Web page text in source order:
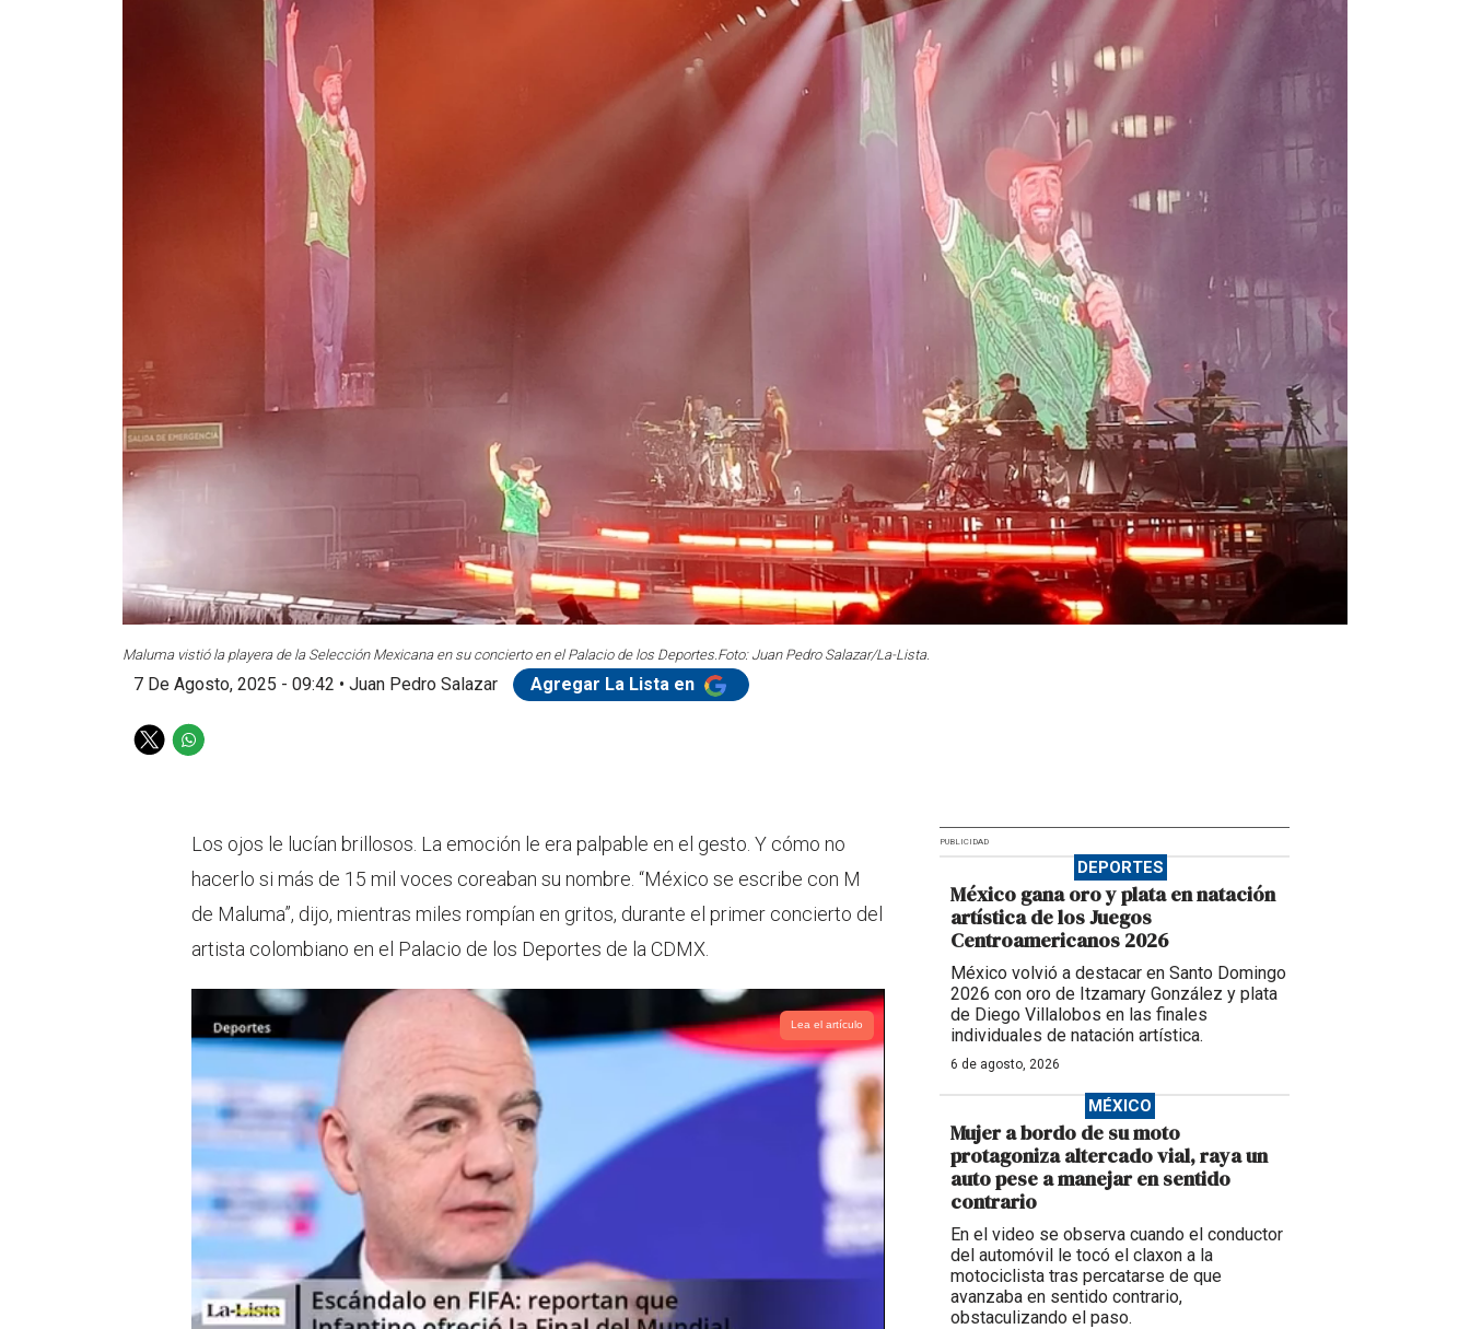
Maluma vistió la playera de la Selección Mexicana en su concierto en el Palacio de los Deportes. Foto: Juan Pedro Salazar/La-Lista.
7 De Agosto, 2025 - 09:42 • Juan Pedro Salazar Agregar La Lista en
T
W
s
p
p
Los ojos le lucían brillosos. La emoción le era palpable en el gesto. Y cómo no
hacerlo si más de 15 mil voces coreaban su nombre. “México se escribe con M
de Maluma”, dijo, mientras miles rompían en gritos, durante el primer concierto del
artista colombiano en el Palacio de los Deportes de la CDMX.
Lea el artículo
PUBLICIDAD
DEPORTES
México gana oro y plata en natación
artística de los Juegos
Centroamericanos 2026
México volvió a destacar en Santo Domingo
2026 con oro de Itzamary González y plata
de Diego Villalobos en las finales
individuales de natación artística.
6 de agosto, 2026
MÉXICO
Mujer a bordo de su moto
protagoniza altercado vial, raya un
auto pese a manejar en sentido
contrario
En el video se observa cuando el conductor
del automóvil le tocó el claxon a la
motociclista tras percatarse de que
avanzaba en sentido contrario,
obstaculizando el paso.